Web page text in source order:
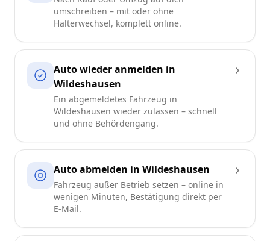
umschreiben – mit oder ohne
Halterwechsel, komplett online.
Auto wieder anmelden in
Wildeshausen
Ein abgemeldetes Fahrzeug in
Wildeshausen wieder zulassen – schnell
und ohne Behördengang.
Auto abmelden in Wildeshausen
Fahrzeug außer Betrieb setzen – online in
wenigen Minuten, Bestätigung direkt per
E-Mail.